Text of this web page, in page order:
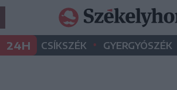
24H CSÍKSZÉK • GYERGYÓSZÉK